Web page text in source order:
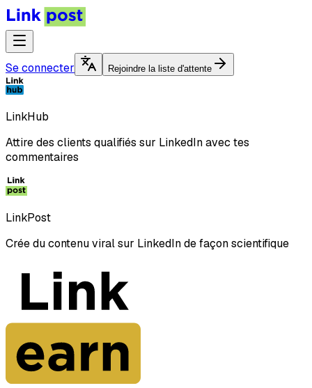
Se connecter Rejoindre la liste d'attente
LinkHub
Attire des clients qualifiés sur LinkedIn avec tes
commentaires
LinkPost
Crée du contenu viral sur LinkedIn de façon scientifique